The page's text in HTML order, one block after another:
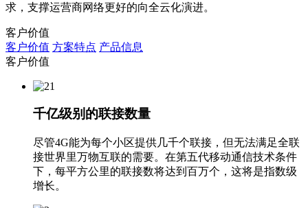
求，支撑运营商网络更好的向全云化演进。
客户价值
客户价值 方案特点 产品信息
客户价值
千亿级别的联接数量
尽管4G能为每个小区提供几千个联接，但无法满足全联
接世界里万物互联的需要。在第五代移动通信技术条件
下，每平方公里的联接数将达到百万个，这将是指数级
增长。